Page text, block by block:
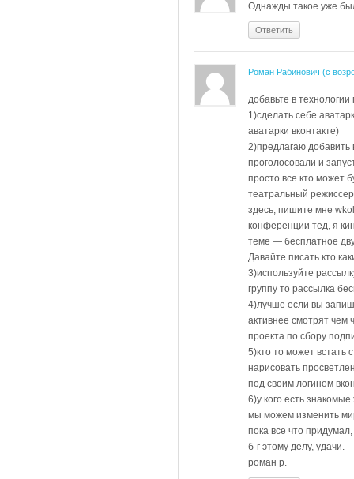
Однажды такое уже
Ответить
Роман Рабинович (с
добавьте в
1)сделать себе
аватарки вконтакте)
2)предлагаю добавить
проголосовали и
просто все кто может
театральный
здесь, пишите мне
конференции тед, я
теме — бесплатное
Давайте писать кто
3)используйте
группу то рассылка
4)лучше если вы
активнее смотрят чем
проекта по сбору
5)кто то может встать
нарисовать
под своим логином
6)у кого есть
мы можем изменить
пока все что
б-г этому делу, удачи.
роман р.